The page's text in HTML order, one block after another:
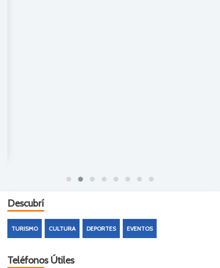
Descubrí
TURISMO CULTURA DEPORTES EVENTOS
Teléfonos Útiles